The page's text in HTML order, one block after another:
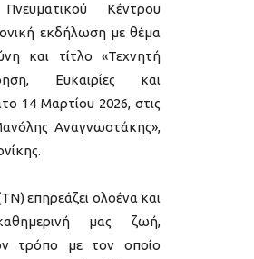
Κέντρου
εκδήλωση με θέμα
και τίτλο «Τεχνητή
Ευκαιρίες και
14 Μαρτίου 2026, στις
Αναγνωστάκης»,
επηρεάζει ολοένα και
μας ζωή,
τρόπο με τον οποίο